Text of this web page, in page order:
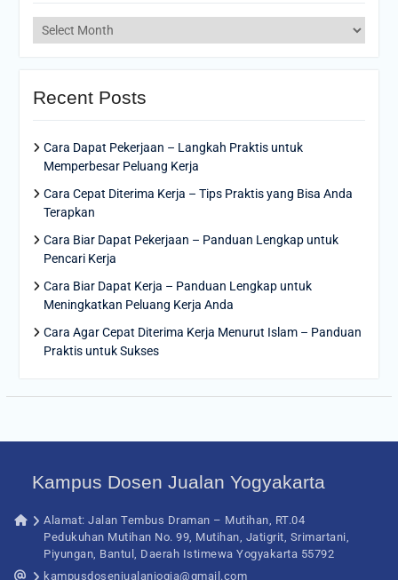
Archives
Recent Posts
Cara Dapat Pekerjaan – Langkah Praktis untuk
Memperbesar Peluang Kerja
Cara Cepat Diterima Kerja – Tips Praktis yang Bisa Anda
Terapkan
Cara Biar Dapat Pekerjaan – Panduan Lengkap untuk
Pencari Kerja
Cara Biar Dapat Kerja – Panduan Lengkap untuk
Meningkatkan Peluang Kerja Anda
Cara Agar Cepat Diterima Kerja Menurut Islam – Panduan
Praktis untuk Sukses
Kampus Dosen Jualan Yogyakarta
Alamat: Jalan Tembus Draman – Mutihan, RT.04
Pedukuhan Mutihan No. 99, Mutihan, Jatigrit, Srimartani,
Piyungan, Bantul, Daerah Istimewa Yogyakarta 55792
kampusdosenjualanjogja@gmail.com